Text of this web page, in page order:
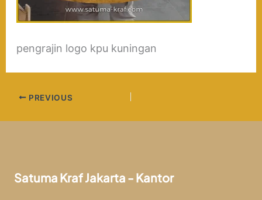
pengrajin logo kpu kuningan
PREVIOUS
Satuma Kraf Jakarta - Kantor